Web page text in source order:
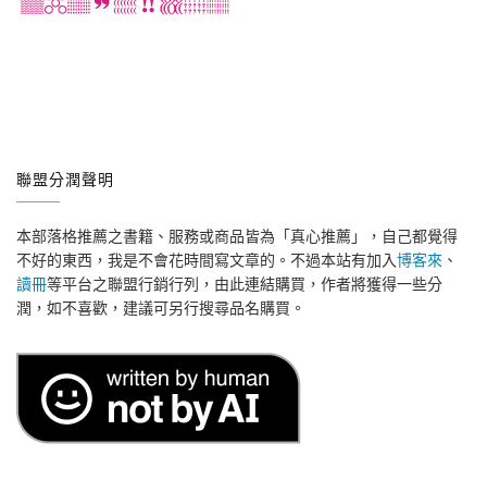
聯盟分潤聲明
本部落格推薦之書籍、服務或商品皆為「真心推薦」，自己都覺得
不好的東西，我是不會花時間寫文章的。不過本站有加入博客來 、
讀冊等平台之聯盟行銷行列，由此連結購買，作者將獲得一些分
潤，如不喜歡，建議可另行搜尋品名購買。